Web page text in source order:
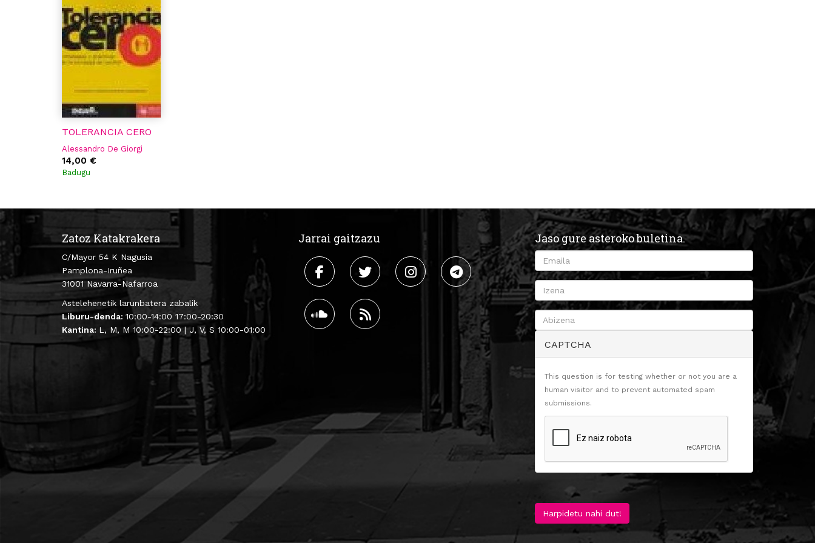
TOLERANCIA CERO
Alessandro De Giorgi
14,00 €
Badugu
Zatoz Katakrakera
C/Mayor 54 K Nagusia
Pamplona-Iruñea
31001 Navarra-Nafarroa
Astelehenetik larunbatera zabalik
Liburu-denda: 10:00-14:00 17:00-20:30
Kantina: L, M, M 10:00-22:00 | J, V, S 10:00-01:00
Jarrai gaitzazu Jaso gure asteroko buletina.
CAPTCHA
This question is for testing whether or not you are a
human visitor and to prevent automated spam
submissions.
Harpidetu nahi dut!